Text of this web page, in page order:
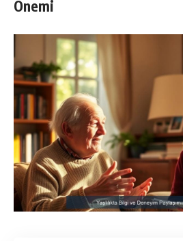
Önemi